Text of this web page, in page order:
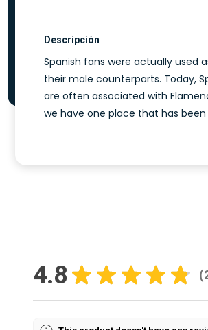
Descripción
Spanish fans were actually used
their male counterparts. Today,
are often associated with
we have one place that has
4.8 ★ ★ ★ ★ ★